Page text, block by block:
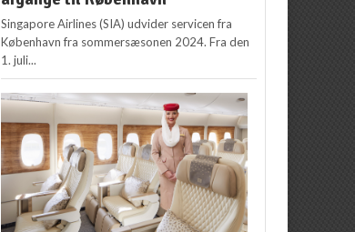
Singapore Airlines (SIA) udvider servicen fra
København fra sommersæsonen 2024. Fra den
1. juli...